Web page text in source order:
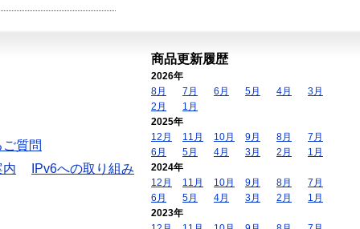
質問
内
IPv6への取り組み
商品更新履歴
2026年
8月
7月 6月 5月 4月
3月
2月
1月
2025年
12月
11月 10月 9月 8月
7月
6月
5月 4月 3月 2月
1月
2024年
12月
11月 10月 9月 8月
7月
6月
5月 4月 3月 2月
1月
2023年